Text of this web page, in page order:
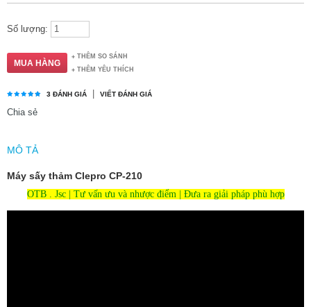
Số lượng:
THÊM SO SÁNH
THÊM YÊU THÍCH
3 ĐÁNH GIÁ VIẾT ĐÁNH GIÁ
Chia sẻ
MÔ TẢ
Máy sấy thảm Clepro CP-210
OTB . Jsc | Tư vấn ưu và nhược điểm | Đưa ra giải pháp phù hợp